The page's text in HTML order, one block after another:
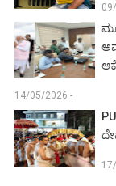
14/05/2026 -